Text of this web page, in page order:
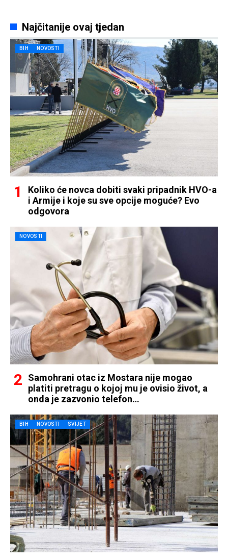
Najčitanije ovaj tjedan
BIH NOVOSTI
Koliko će novca dobiti svaki pripadnik HVO-a
i Armije i koje su sve opcije moguće? Evo
odgovora
NOVOSTI
Samohrani otac iz Mostara nije mogao
platiti pretragu o kojoj mu je ovisio život, a
onda je zazvonio telefon…
BIH NOVOSTI SVIJET